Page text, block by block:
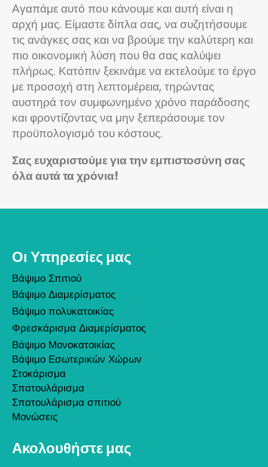
Αγαπάμε αυτό που κάνουμε και αυτή είναι η
αρχή μας. Είμαστε δίπλα σας, να συζητήσουμε
τις ανάγκες σας και να βρούμε την καλύτερη και
πιο οικονομική λύση που θα σας καλύψει
πλήρως. Κατόπιν ξεκινάμε να εκτελούμε το έργο
με προσοχή στη λεπτομέρεια, τηρώντας
αυστηρά τον συμφωνημένο χρόνο παράδοσης
και φροντίζοντας να μην ξεπεράσουμε τον
προϋπολογισμό του κόστους.
Σας ευχαριστούμε για την εμπιστοσύνη σας
όλα αυτά τα χρόνια!
Οι Υπηρεσίες μας
Βάψιμο Σπιτιού
Βάψιμο Διαμερίσματος
Βάψιμο πολυκατοικίας
Φρεσκάρισμα Διαμερίσματος
Βάψιμο Μονοκατοικίας
Βάψιμο Εσωτερικών Χώρων
Στοκάρισμα
Σπατουλάρισμα
Σπατουλάρισμα σπιτιού
Μονώσεις
Ακολουθήστε μας